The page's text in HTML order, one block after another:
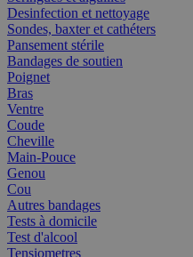
Desinfection et nettoyage
Sondes, baxter et cathéters
Pansement stérile
Bandages de soutien
Poignet
Bras
Ventre
Coude
Cheville
Main-Pouce
Genou
Cou
Autres bandages
Tests à domicile
Test d'alcool
Tensiometres